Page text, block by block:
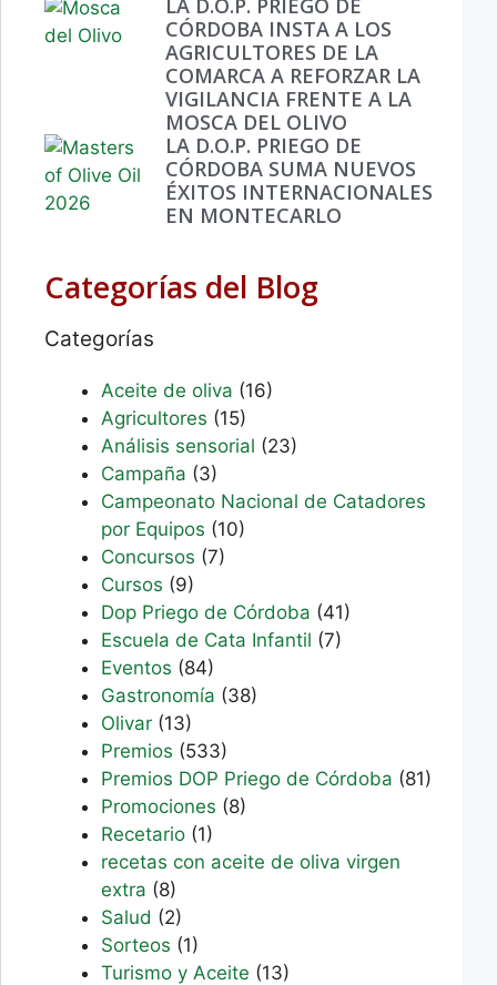
CÓRDOBA INSTA A LOS
AGRICULTORES DE LA
COMARCA A REFORZAR LA
VIGILANCIA FRENTE A LA
MOSCA DEL OLIVO
LA D.O.P. PRIEGO DE
CÓRDOBA SUMA NUEVOS
ÉXITOS INTERNACIONALES
EN MONTECARLO
Categorías del Blog
Categorías
Aceite de oliva (16)
Agricultores (15)
Análisis sensorial (23)
Campaña (3)
Campeonato Nacional de Catadores
por Equipos (10)
Concursos (7)
Cursos (9)
Dop Priego de Córdoba (41)
Escuela de Cata Infantil (7)
Eventos (84)
Gastronomía (38)
Olivar (13)
Premios (533)
Premios DOP Priego de Córdoba (81)
Promociones (8)
Recetario (1)
recetas con aceite de oliva virgen
extra (8)
Salud (2)
Sorteos (1)
Turismo y Aceite (13)